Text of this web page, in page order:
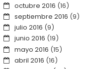
octubre 2016 (16)
septiembre 2016 (9)
julio 2016 (9)
junio 2016 (19)
mayo 2016 (15)
abril 2016 (16)